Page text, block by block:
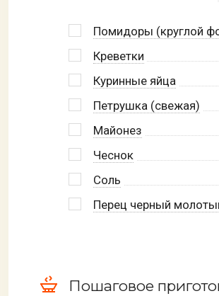
Помидоры (круглой
Креветки
Куринные яйца
Петрушка (свежая)
Майонез
Чеснок
Соль
Перец черный
Пошаговое